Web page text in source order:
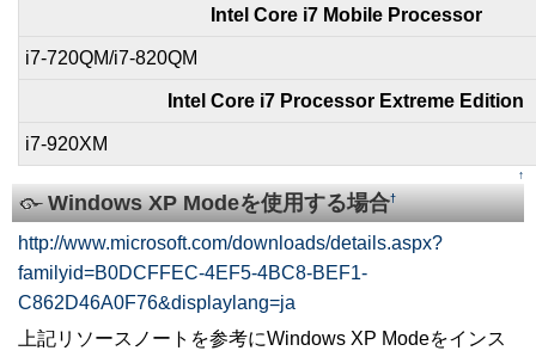
Intel Core i7 Mobile Processor
i7-720QM/i7-820QM
Intel Core i7 Processor Extreme Edition
i7-920XM
↑
Windows XP Modeを使用する場合†
http://www.microsoft.com/downloads/details.aspx?
familyid=B0DCFFEC-4EF5-4BC8-BEF1-
C862D46A0F76&displaylang=ja
上記リソースノートを参考にWindows XP Modeをインス